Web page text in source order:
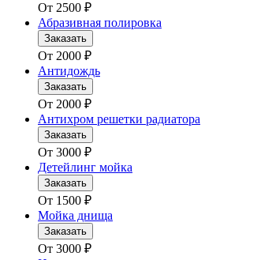
От 2500 ₽
Абразивная полировка
Заказать
От 2000 ₽
Антидождь
Заказать
От 2000 ₽
Антихром решетки радиатора
Заказать
От 3000 ₽
Детейлинг мойка
Заказать
От 1500 ₽
Мойка днища
Заказать
От 3000 ₽